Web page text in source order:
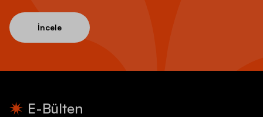
İncele
E-Bülten